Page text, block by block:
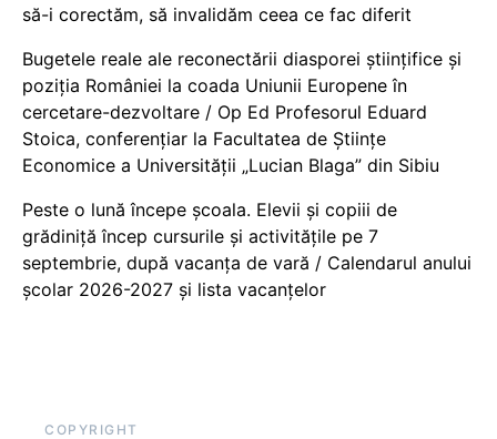
să-i corectăm, să invalidăm ceea ce fac diferit
Bugetele reale ale reconectării diasporei științifice și
poziția României la coada Uniunii Europene în
cercetare-dezvoltare / Op Ed Profesorul Eduard
Stoica, conferențiar la Facultatea de Științe
Economice a Universității „Lucian Blaga” din Sibiu
Peste o lună începe școala. Elevii și copiii de
grădiniță încep cursurile și activitățile pe 7
septembrie, după vacanța de vară / Calendarul anului
școlar 2026-2027 și lista vacanțelor
COPYRIGHT